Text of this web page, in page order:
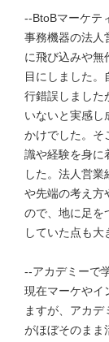
--BtoBマーケテ
事務機器の法人
に飛び込みや無
目にしました
行錯誤しました
いないと実感し
かけでした。そ
識や経験を身に
した。法人営
や先端の考え方
ので、地に足を
していた点も大
--アカデミーで
現在マーケやイ
ますが、アカ
がほぼそのまま